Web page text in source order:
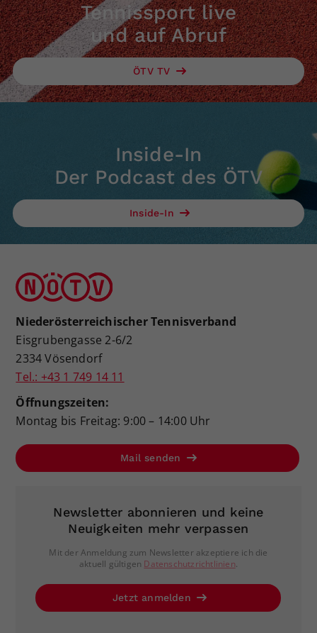
Tennissport live
und auf Abruf
ÖTV TV
Inside-In
Der Podcast des ÖTV
Inside-In
Niederösterreichischer Tennisverband
Eisgrubengasse 2-6/2
2334 Vösendorf
Tel.: +43 1 749 14 11
Öffnungszeiten:
Montag bis Freitag: 9:00 – 14:00 Uhr
Mail senden
Newsletter abonnieren und keine
Neuigkeiten mehr verpassen
Mit der Anmeldung zum Newsletter akzeptiere ich die
aktuell gültigen Datenschutzrichtlinien.
Jetzt anmelden